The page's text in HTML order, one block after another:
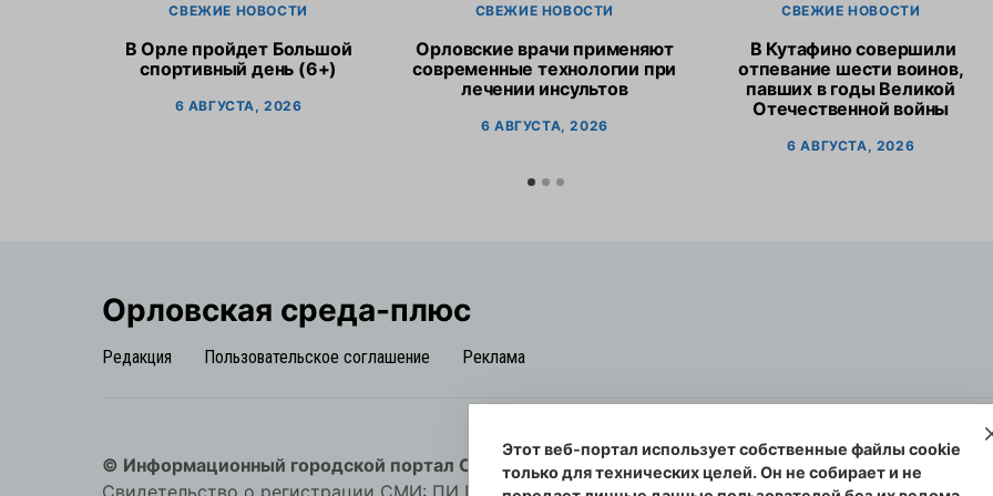
СВЕЖИЕ НОВОСТИ
В Орле пройдет Большой
спортивный день (6+)
6 АВГУСТА, 2026
СВЕЖИЕ НОВОСТИ
Орловские врачи применяют
современные технологии при
лечении инсультов
6 АВГУСТА, 2026
СВЕЖИЕ НОВОСТИ
В Кутафино совершили
отпевание шести воинов,
павших в годы Великой
Отечественной войны
6 АВГУСТА, 2026
Орловская cреда-плюс
Редакция Пользовательское соглашение Реклама
© Информационный городской портал Орловская cреда-плюс, 2021-2026
Свидетельство о регистрации СМИ: ПИ №57-00254 от 29 октября 2013 г.
Этот веб-портал использует собственные файлы cookie
только для технических целей. Он не собирает и не